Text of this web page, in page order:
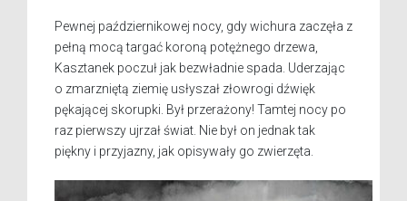
Pewnej październikowej nocy, gdy wichura zaczęła z
pełną mocą targać koroną potężnego drzewa,
Kasztanek poczuł jak bezwładnie spada. Uderzając
o zmarzniętą ziemię usłyszał złowrogi dźwięk
pękającej skorupki. Był przerażony! Tamtej nocy po
raz pierwszy ujrzał świat. Nie był on jednak tak
piękny i przyjazny, jak opisywały go zwierzęta.